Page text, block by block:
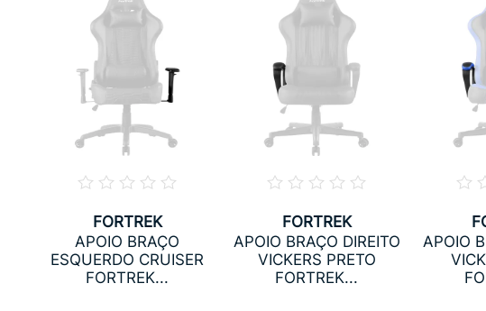
FORTREK
APOIO BRAÇO
ESQUERDO CRUISER
FORTREK...
FORTREK
APOIO BRAÇO DIREITO
VICKERS PRETO
FORTREK...
APOIO